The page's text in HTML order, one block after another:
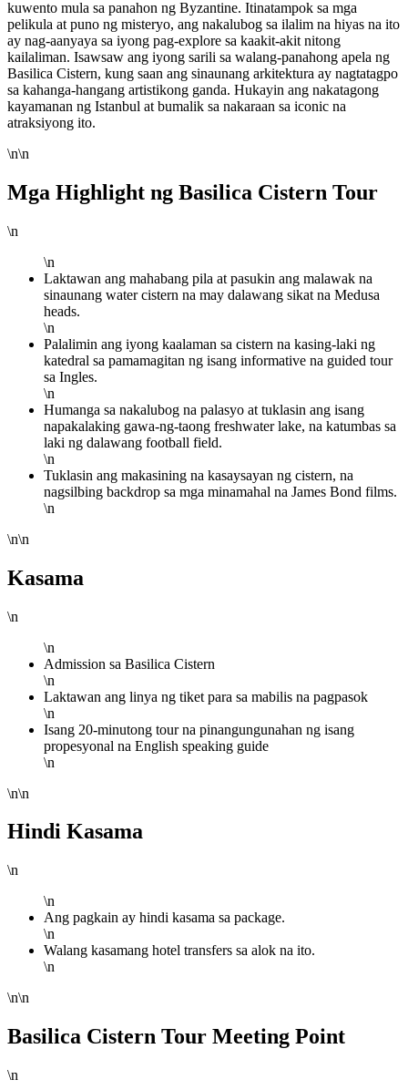
kuwento mula sa panahon ng Byzantine. Itinatampok sa mga
pelikula at puno ng misteryo, ang nakalubog sa ilalim na hiyas na ito
ay nag-aanyaya sa iyong pag-explore sa kaakit-akit nitong
kailaliman. Isawsaw ang iyong sarili sa walang-panahong apela ng
Basilica Cistern, kung saan ang sinaunang arkitektura ay nagtatagpo
sa kahanga-hangang artistikong ganda. Hukayin ang nakatagong
kayamanan ng Istanbul at bumalik sa nakaraan sa iconic na
atraksiyong ito.
\n\n
Mga Highlight ng Basilica Cistern Tour
\n
\n
Laktawan ang mahabang pila at pasukin ang malawak na
sinaunang water cistern na may dalawang sikat na Medusa
heads.
\n
Palalimin ang iyong kaalaman sa cistern na kasing-laki ng
katedral sa pamamagitan ng isang informative na guided tour
sa Ingles.
\n
Humanga sa nakalubog na palasyo at tuklasin ang isang
napakalaking gawa-ng-taong freshwater lake, na katumbas sa
laki ng dalawang football field.
\n
Tuklasin ang makasining na kasaysayan ng cistern, na
nagsilbing backdrop sa mga minamahal na James Bond films.
\n
\n\n
Kasama
\n
\n
Admission sa Basilica Cistern
\n
Laktawan ang linya ng tiket para sa mabilis na pagpasok
\n
Isang 20-minutong tour na pinangungunahan ng isang
propesyonal na English speaking guide
\n
\n\n
Hindi Kasama
\n
\n
Ang pagkain ay hindi kasama sa package.
\n
Walang kasamang hotel transfers sa alok na ito.
\n
\n\n
Basilica Cistern Tour Meeting Point
\n